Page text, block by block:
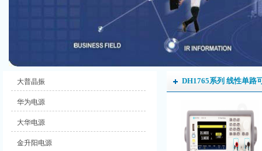
DH1765系列 线性单路
大普晶振
华为电源
大华电源
金升阳电源